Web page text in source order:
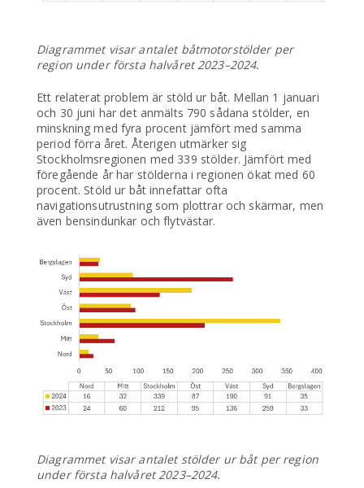
Diagrammet visar antalet båtmotorstölder per
region under första halvåret 2023–2024.
Ett relaterat problem är stöld ur båt. Mellan 1 januari
och 30 juni har det anmälts 790 sådana stölder, en
minskning med fyra procent jämfört med samma
period förra året. Återigen utmärker sig
Stockholmsregionen med 339 stölder. Jämfört med
föregående år har stölderna i regionen ökat med 60
procent. Stöld ur båt innefattar ofta
navigationsutrustning som plottrar och skärmar, men
även bensindunkar och flytvästar.
Diagrammet visar antalet stölder ur båt per region
under första halvåret 2023–2024.